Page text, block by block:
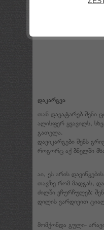
როგორც გადაშლის
დაკარგვა
თან დავატარებ შენი
ალისფერ ყვავილს,
გათელა.
დავიკარგები შენს
როგორც აქ ბნელში
აი, ეს არის
თავზე რომ მადგას,
ძილში ვჩურჩულებ:
დილის ვარდივით
მომქონდა გული-